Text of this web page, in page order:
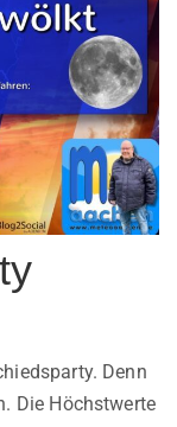
Denn
Die Höchstwerte